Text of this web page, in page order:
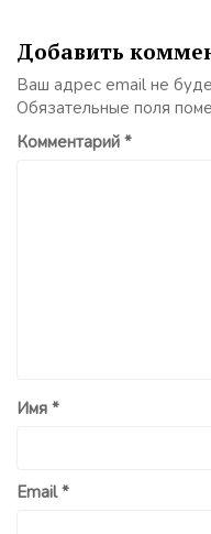
Добавить
Ваш адрес email не
Обязательные поля
Комментарий *
Имя *
Email*